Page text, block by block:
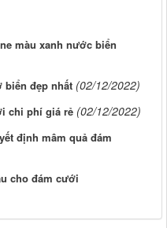
màu xanh nước biển
biển đẹp nhất (02/12/2022)
chi phí giá rẻ (02/12/2022)
định mâm quả đám
cho đám cưới